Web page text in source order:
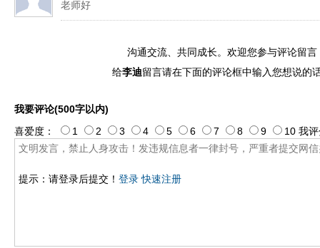
老师好
沟通交流、共同成长。欢迎您参与评论留言
给李迪留言请在下面的评论框中输入您想说的
我要评论(500字以内)
提示：请登录后提交！ 登录 快速注册
喜爱度： 1 2 3 4 5 6 7 8 9 10 我评